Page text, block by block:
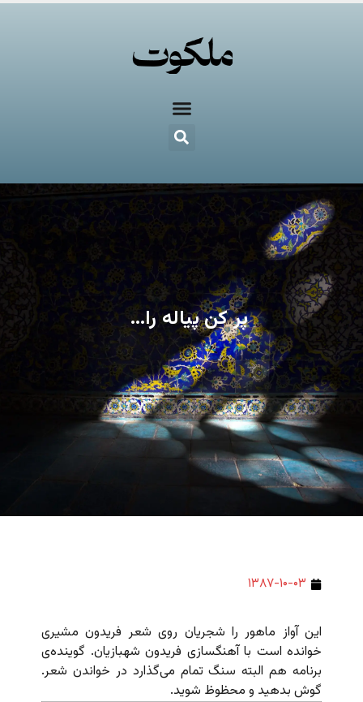
پر کن پیاله را…
۱۳۸۷-۱۰-۰۳
این آواز ماهور را شجریان روی شعر فریدون مشیری
خوانده است با آهنگسازی فریدون شهبازیان. گوینده‌ی
برنامه هم البته سنگ تمام می‌گذارد در خواندن شعر.
گوش بدهید و محظوظ شوید.